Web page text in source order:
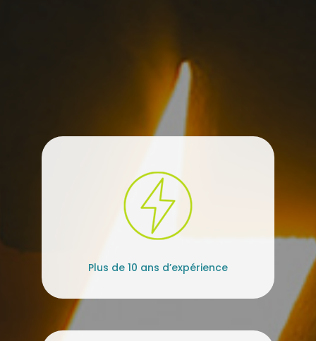
Plus de 10 ans d’expérience